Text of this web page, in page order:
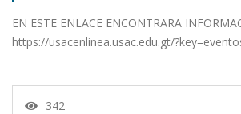
EN ESTE ENLACE ENCONTRARA
https://usacenlinea.usac.edu.gt/
342